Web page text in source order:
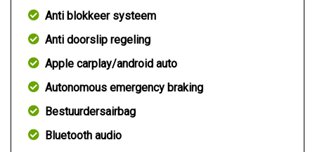
Anti blokkeer systeem
Anti doorslip regeling
Apple carplay/android auto
Autonomous emergency braking
Bestuurdersairbag
Bluetooth audio